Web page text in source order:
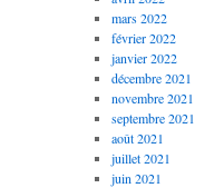
mars 2022
février 2022
janvier 2022
décembre 2021
novembre 2021
septembre 2021
août 2021
juillet 2021
juin 2021